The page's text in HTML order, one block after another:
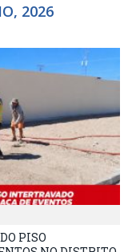
2026
PISO